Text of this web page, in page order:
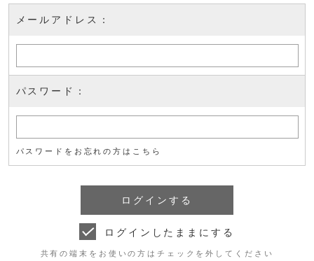
メールアドレス：
パスワード：
パスワードをお忘れの方はこちら
ログインしたままにする
共有の端末をお使いの方はチェックを外してください